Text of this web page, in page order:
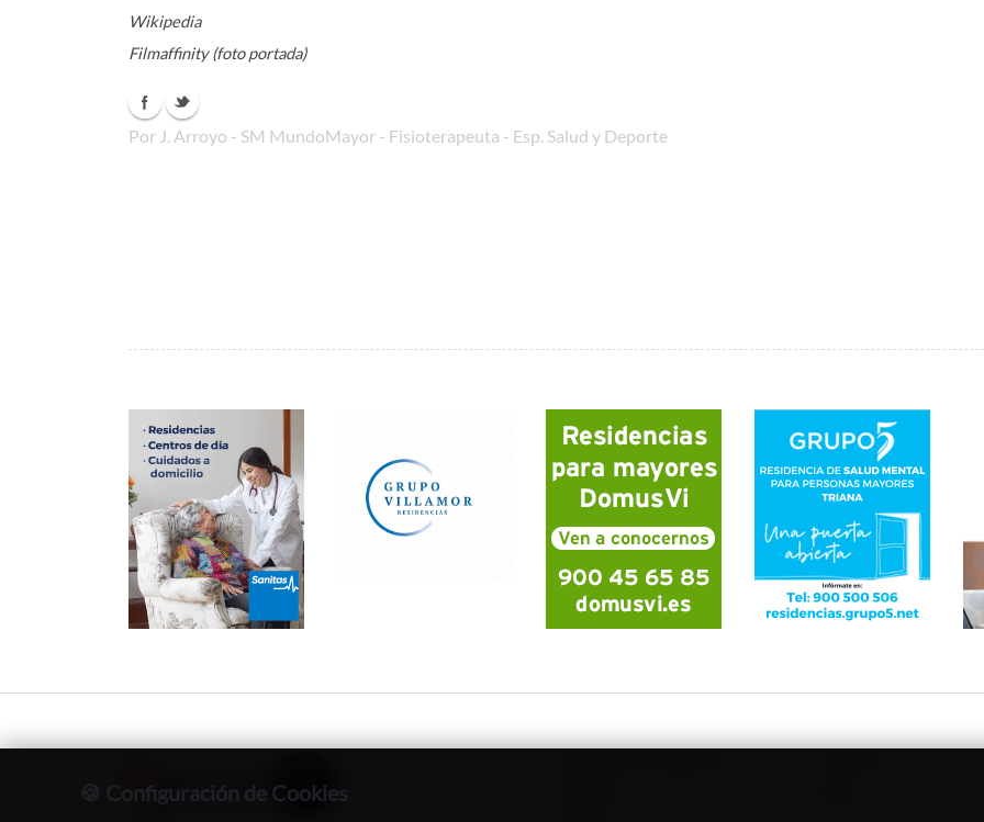
Wikipedia
Filmaffinity (foto portada)
Por J. Arroyo - SM MundoMayor - Fisioterapeuta - Esp. Salud y Deporte
🍪 Configuración de Cookies